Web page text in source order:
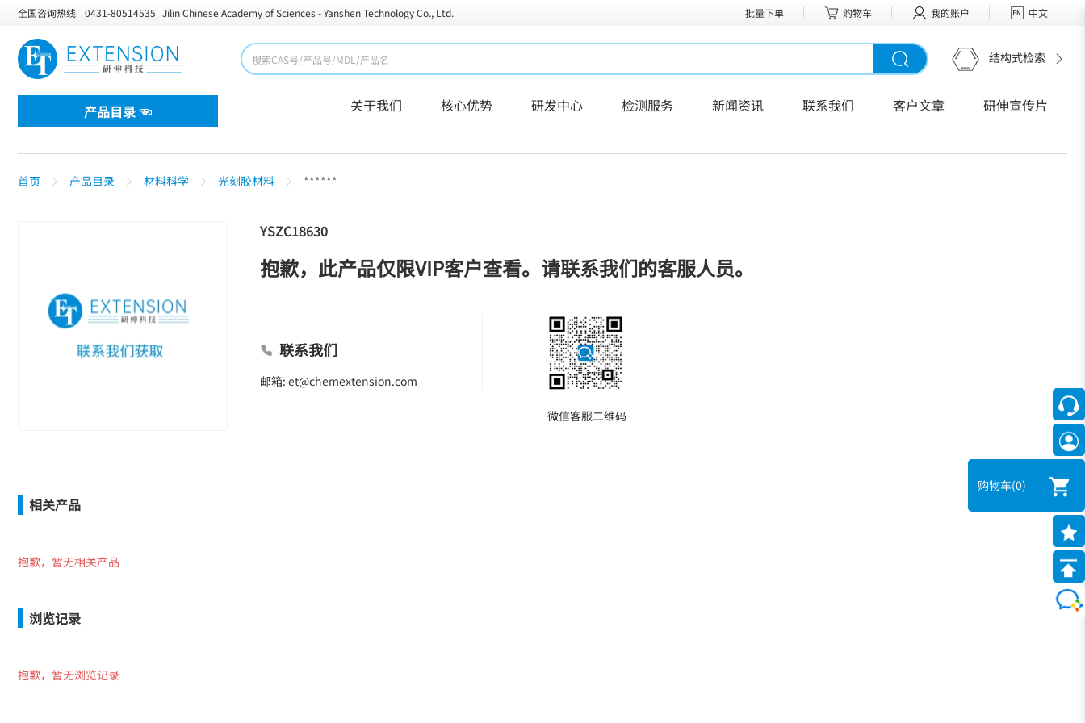
全国咨询热线 0431-80514535 Jilin Chinese Academy of Sciences - Yanshen Technology Co., Ltd. 批量下单 购物车 我的账户 中文
结构式检索
产品目录 ☜ 关于我们 核心优势 研发中心 检测服务 新闻资讯 联系我们 客户文章 研伸宣传片
首页 产品目录 材料科学 光刻胶材料 ******
YSZC18630
抱歉，此产品仅限VIP客户查看。请联系我们的客服人员。
联系我们
邮箱: et@chemextension.com
微信客服二维码
相关产品
抱歉，暂无相关产品
浏览记录
抱歉，暂无浏览记录
购物车(0)